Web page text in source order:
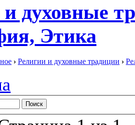
духовные
Этика
› Религии и духовные традиции ›